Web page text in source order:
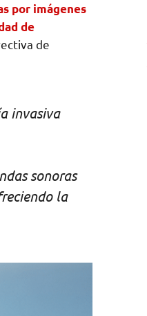
por imágenes
de
de
invasiva
sonoras
la